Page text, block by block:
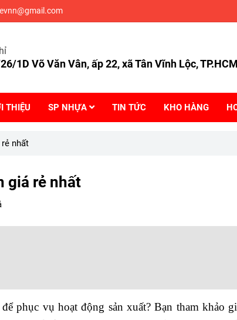
1D Võ Văn Vân, ấp 22, xã Tân Vĩnh Lộc, TP.HCM
THIỆU SP NHỰA TIN TỨC KHO HÀNG
nhất
giá rẻ nhất
phục vụ hoạt động sản xuất? Bạn tham khảo